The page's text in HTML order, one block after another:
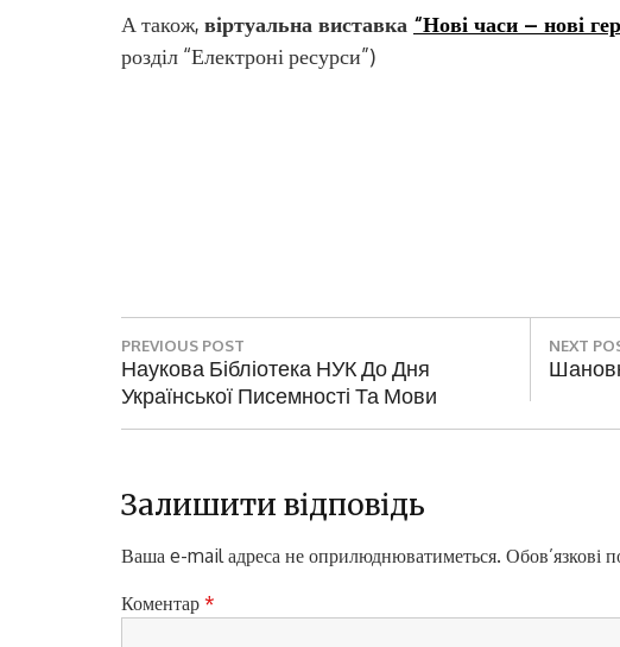
А також, віртуальна виставка “Нові часи – нові
розділ “Електроні ресурси”)
Н
а
в
г
ц
і
PREVIOUS POST
P
R
O
U
S
O
Наукова Бібліотека НУК До Дня
Української Писемності Та Мови
NEXT
N
T
Залишити відповідь
Ваша e-mail адреса не оприлюднюватиметься. Обов’язкові
Коментар *